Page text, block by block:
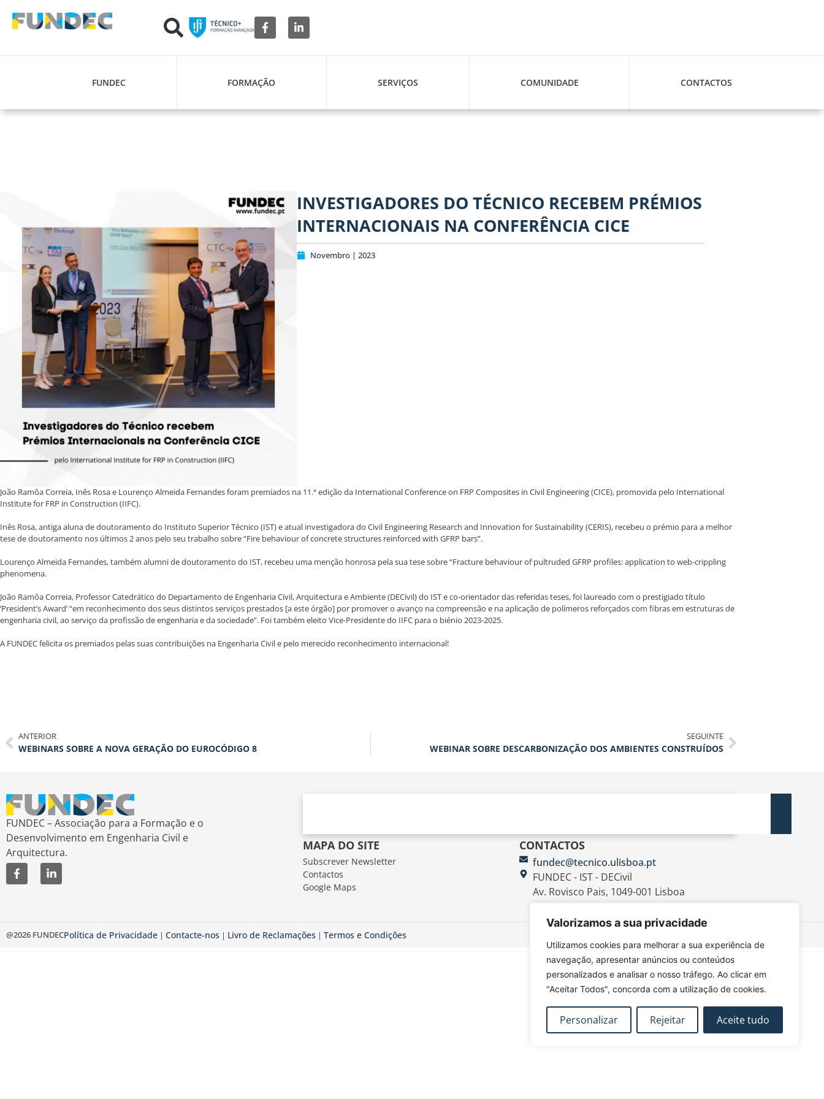
Valorizamos a sua privacidade
Utilizamos cookies para melhorar a sua experiência de
navegação, apresentar anúncios ou conteúdos
personalizados e analisar o nosso tráfego. Ao clicar em
"Aceitar Todos", concorda com a utilização de cookies.
Personalizar Rejeitar Aceite tudo
FUNDEC FORMAÇÃO SERVIÇOS COMUNIDADE CONTACTOS
INVESTIGADORES DO TÉCNICO RECEBEM PRÉMIOS
INTERNACIONAIS NA CONFERÊNCIA CICE
Novembro | 2023
João Ramôa Correia, Inês Rosa e Lourenço Almeida Fernandes foram premiados na 11.ª edição da International Conference on FRP Composites in Civil Engineering (CICE), promovida pelo International
Institute for FRP in Construction (IIFC).
Inês Rosa, antiga aluna de doutoramento do Instituto Superior Técnico (IST) e atual investigadora do Civil Engineering Research and Innovation for Sustainability (CERIS), recebeu o prémio para a melhor
tese de doutoramento nos últimos 2 anos pelo seu trabalho sobre “Fire behaviour of concrete structures reinforced with GFRP bars”.
Lourenço Almeida Fernandes, também alumni de doutoramento do IST, recebeu uma menção honrosa pela sua tese sobre “Fracture behaviour of pultruded GFRP profiles: application to web-crippling
phenomena.
João Ramôa Correia, Professor Catedrático do Departamento de Engenharia Civil, Arquitectura e Ambiente (DECivil) do IST e co-orientador das referidas teses, foi laureado com o prestigiado título
‘President’s Award’ “em reconhecimento dos seus distintos serviços prestados [a este órgão] por promover o avanço na compreensão e na aplicação de polímeros reforçados com fibras em estruturas de
engenharia civil, ao serviço da profissão de engenharia e da sociedade”. Foi também eleito Vice-Presidente do IIFC para o biénio 2023-2025.
A FUNDEC felicita os premiados pelas suas contribuições na Engenharia Civil e pelo merecido reconhecimento internacional!
ANTERIOR
WEBINARS SOBRE A NOVA GERAÇÃO DO EUROCÓDIGO 8
SEGUINTE
WEBINAR SOBRE DESCARBONIZAÇÃO DOS AMBIENTES CONSTRUÍDOS
FUNDEC – Associação para a Formação e o
Desenvolvimento em Engenharia Civil e
Arquitectura.
MAPA DO SITE
Subscrever Newsletter
Contactos
Google Maps
CONTACTOS
fundec@tecnico.ulisboa.pt
FUNDEC - IST - DECivil
Av. Rovisco Pais, 1049-001 Lisboa
@2026 FUNDECPolítica de Privacidade | Contacte-nos | Livro de Reclamações | Termos e Condições